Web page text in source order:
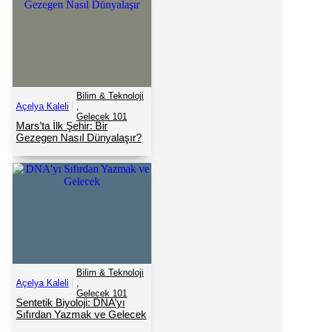
Açelya Kaleli
Bilim & Teknoloji
,
Gelecek 101
Mars’ta İlk Şehir: Bir
Gezegen Nasıl Dünyalaşır?
Açelya Kaleli
Bilim & Teknoloji
Gelecek 101
Sentetik Biyoloji: DNA’yı
Sıfırdan Yazmak ve Gelecek